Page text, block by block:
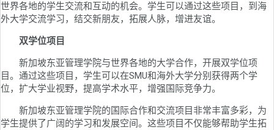
世界各地的学生交流和互动的机会。学生可以通过这些项目，到海
外大学交流学习，结交新朋友，拓展人脉，增进友谊。
双学位项目
新加坡东亚管理学院与世界各地的大学合作，开展双学位项
目。通过这些项目，学生可以在SMU和海外大学分别获得两个学
位，扩大学业视野，提高学术水平，增强国际竞争力。
新加坡东亚管理学院的国际合作和交流项目非常丰富多彩，为
学生提供了广阔的学习和发展空间。这些项目不仅能够帮助学生拓